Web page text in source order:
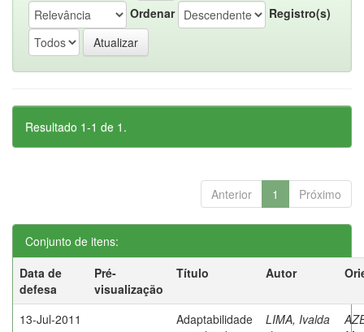
Ordenar
Registro(s)
Resultado 1-1 de 1.
Anterior 1 Próximo
Conjunto de itens:
Data de
defesa
Pré-
visualização
Título Autor
13-Jul-2011
Adaptabilidade
LIMA, Ivalda